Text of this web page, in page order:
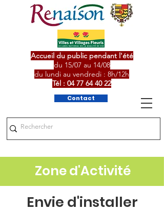
Contact
Accueil du public pendant l'été
du 15/07 au 14/08
du lundi au vendredi : 8h/12h
Tél : 04 77 64 40 22
Zone d'Activité
Envie d'installer